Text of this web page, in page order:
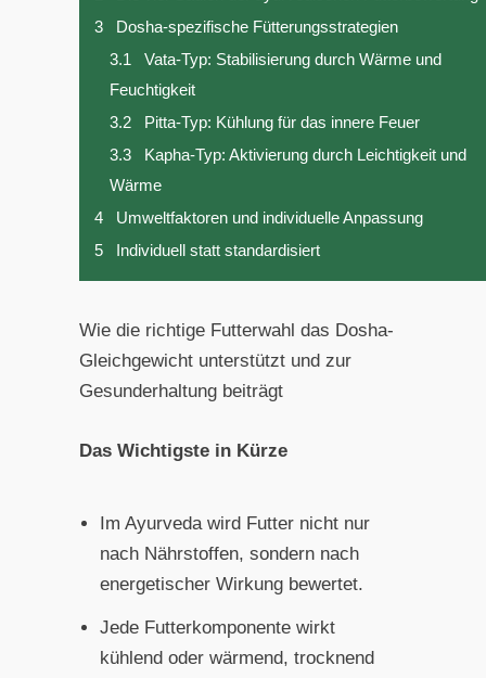
3
Dosha-spezifische Fütterungsstrategien
3.1
Vata-Typ: Stabilisierung durch Wärme und
Feuchtigkeit
3.2
Pitta-Typ: Kühlung für das innere Feuer
3.3
Kapha-Typ: Aktivierung durch Leichtigkeit und
Wärme
4
Umweltfaktoren und individuelle Anpassung
5
Individuell statt standardisiert
Wie die richtige Futterwahl das Dosha-
Gleichgewicht unterstützt und zur
Gesunderhaltung beiträgt
Das Wichtigste in Kürze
Im Ayurveda wird Futter nicht nur
nach Nährstoffen, sondern nach
energetischer Wirkung bewertet.
Jede Futterkomponente wirkt
kühlend oder wärmend, trocknend